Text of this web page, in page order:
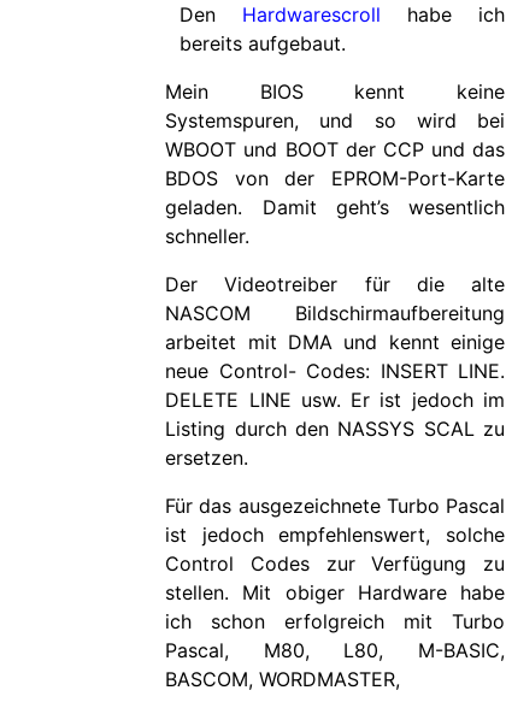
Den Hardwarescroll habe ich
bereits aufgebaut.
Mein BIOS kennt keine
Systemspuren, und so wird bei
WBOOT und BOOT der CCP und das
BDOS von der EPROM-Port-Karte
geladen. Damit geht’s wesentlich
schneller.
Der Videotreiber für die alte
NASCOM Bildschirmaufbereitung
arbeitet mit DMA und kennt einige
neue Control- Codes: INSERT LINE.
DELETE LINE usw. Er ist jedoch im
Listing durch den NASSYS SCAL zu
ersetzen.
Für das ausgezeichnete Turbo Pascal
ist jedoch empfehlenswert, solche
Control Codes zur Verfügung zu
stellen. Mit obiger Hardware habe
ich schon erfolgreich mit Turbo
Pascal, M80, L80, M-BASIC,
BASCOM,WORDMASTER,